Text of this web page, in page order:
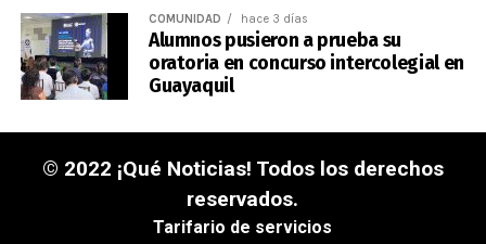
COMUNIDAD hace 3 días
Alumnos pusieron a prueba su
oratoria en concurso intercolegial en
Guayaquil
© 2022 ¡Qué Noticias! Todos los derechos
reservados.
Tarifario de servicios